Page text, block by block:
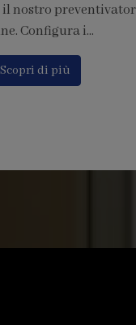
per l'adesione al
tramite ...
Scopri di più